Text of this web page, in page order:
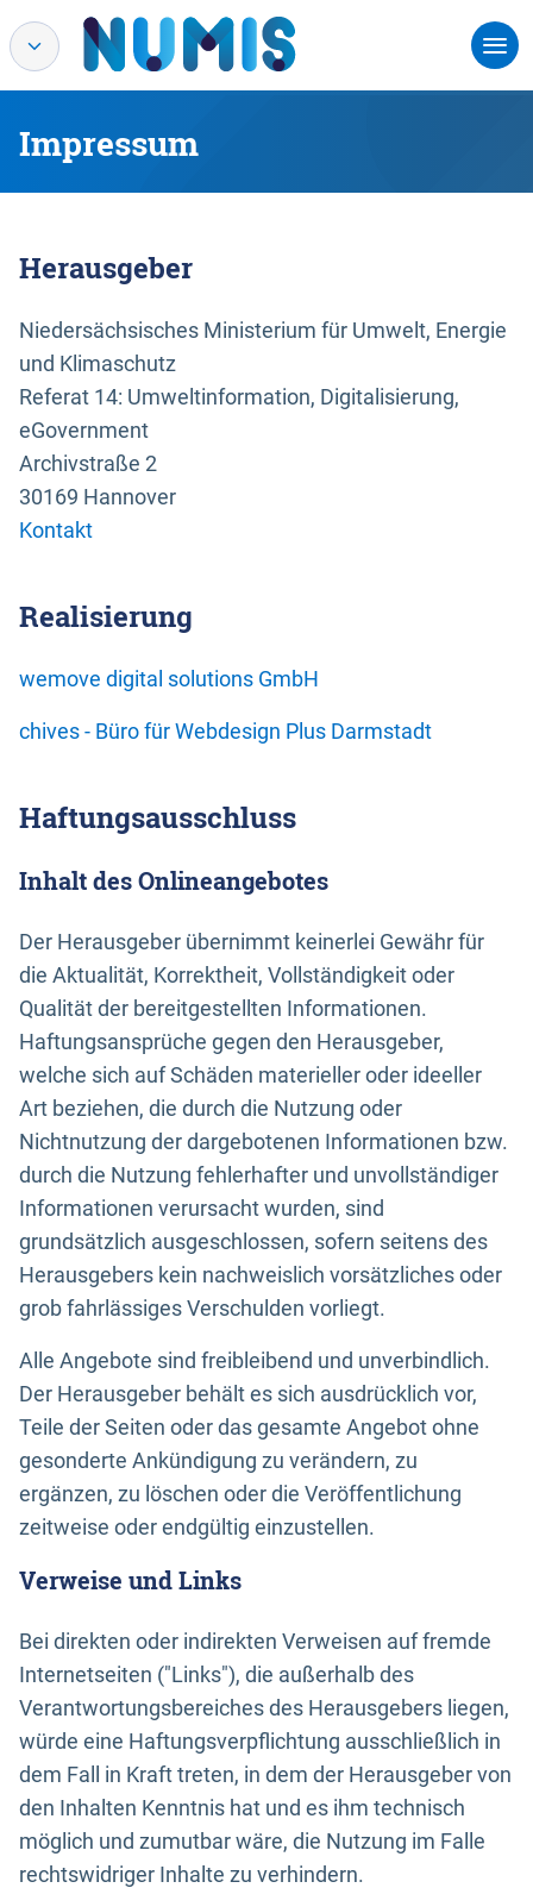
Impressum
Herausgeber
Niedersächsisches Ministerium für Umwelt, Energie
und Klimaschutz
Referat 14: Umweltinformation, Digitalisierung,
eGovernment
Archivstraße 2
30169 Hannover
Kontakt
Realisierung
wemove digital solutions GmbH
chives - Büro für Webdesign Plus Darmstadt
Haftungsausschluss
Inhalt des Onlineangebotes
Der Herausgeber übernimmt keinerlei Gewähr für
die Aktualität, Korrektheit, Vollständigkeit oder
Qualität der bereitgestellten Informationen.
Haftungsansprüche gegen den Herausgeber,
welche sich auf Schäden materieller oder ideeller
Art beziehen, die durch die Nutzung oder
Nichtnutzung der dargebotenen Informationen bzw.
durch die Nutzung fehlerhafter und unvollständiger
Informationen verursacht wurden, sind
grundsätzlich ausgeschlossen, sofern seitens des
Herausgebers kein nachweislich vorsätzliches oder
grob fahrlässiges Verschulden vorliegt.
Alle Angebote sind freibleibend und unverbindlich.
Der Herausgeber behält es sich ausdrücklich vor,
Teile der Seiten oder das gesamte Angebot ohne
gesonderte Ankündigung zu verändern, zu
ergänzen, zu löschen oder die Veröffentlichung
zeitweise oder endgültig einzustellen.
Verweise und Links
Bei direkten oder indirekten Verweisen auf fremde
Internetseiten ("Links"), die außerhalb des
Verantwortungsbereiches des Herausgebers liegen,
würde eine Haftungsverpflichtung ausschließlich in
dem Fall in Kraft treten, in dem der Herausgeber von
den Inhalten Kenntnis hat und es ihm technisch
möglich und zumutbar wäre, die Nutzung im Falle
rechtswidriger Inhalte zu verhindern.